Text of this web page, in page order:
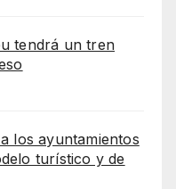
tendrá un tren
los ayuntamientos
turístico y de